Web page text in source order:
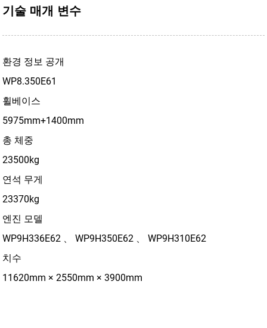
기술 매개 변수
환경 정보 공개
WP8.350E61
휠베이스
5975mm+1400mm
총 체중
23500kg
연석 무게
23370kg
엔진 모델
WP9H336E62 、 WP9H350E62 、 WP9H310E62
치수
11620mm × 2550mm × 3900mm